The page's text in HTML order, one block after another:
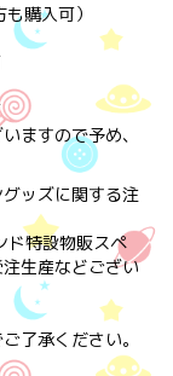
購入可）
ますので予め、
ッズに関する注
特設物販スペ
生産などござい
了承ください。